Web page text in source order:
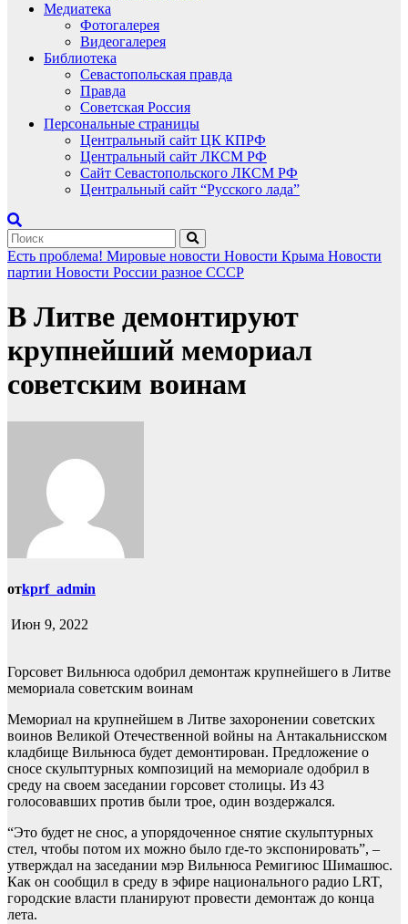
Медиатека
Фотогалерея
Видеогалерея
Библиотека
Севастопольская правда
Правда
Советская Россия
Персональные страницы
Центральный сайт ЦК КПРФ
Центральный сайт ЛКСМ РФ
Сайт Севастопольского ЛКСМ РФ
Центральный сайт “Русского лада”
Есть проблема! Мировые новости Новости Крыма Новости
партии Новости России разное СССР
В Литве демонтируют
крупнейший мемориал
советским воинам
отkprf_admin
Июн 9, 2022
Горсовет Вильнюса одобрил демонтаж крупнейшего в Литве
мемориала советским воинам
Мемориал на крупнейшем в Литве захоронении советских
воинов Великой Отечественной войны на Антакальнисском
кладбище Вильнюса будет демонтирован. Предложение о
сносе скульптурных композиций на мемориале одобрил в
среду на своем заседании горсовет столицы. Из 43
голосовавших против были трое, один воздержался.
“Это будет не снос, а упорядоченное снятие скульптурных
стел, чтобы потом их можно было где-то экспонировать”, –
утверждал на заседании мэр Вильнюса Ремигиюс Шимашюс.
Как он сообщил в среду в эфире национального радио LRT,
городские власти планируют провести демонтаж до конца
лета.